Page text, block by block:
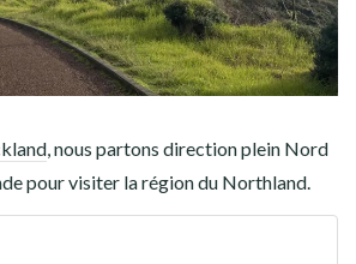
, nous partons direction plein Nord
pour visiter la région du Northland.